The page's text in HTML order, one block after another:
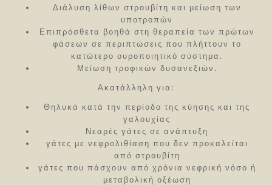
Διάλυση λίθων στρουβίτη και μείωση των
υποτροπών
Επιπρόσθετα βοηθά στη θεραπεία των πρώτων
φάσεων σε περιπτώσεις που πλήττουν το
κατώτερο ουροποιητικό σύστημα.
Μείωση τροφικών δυσανεξιών.
Ακατάλληλη για:
Θηλυκά κατά την περίοδο της κύησης και της
γαλουχίας
Νεαρές γάτες σε ανάπτυξη
γάτες με νεφρολιθίαση που δεν προκαλείται
από στρουβίτη
γάτες που πάσχουν από χρόνια νεφρική νόσο ή
μεταβολική οξέωση